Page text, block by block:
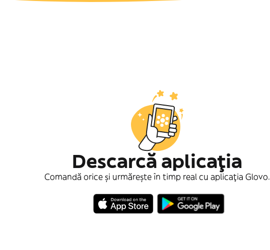
Descarcă aplicaţia
Comandă orice și urmărește în timp real cu aplicația Glovo.